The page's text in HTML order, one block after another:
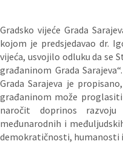
Gradsko vijeće Grada
kojom je predsjedavao dr.
vijeća, usvojilo odluku da se
građaninom Grada
Grada Sarajeva je
građaninom može
naročit doprinos
međunarodnih i
demokratičnosti, humanosti